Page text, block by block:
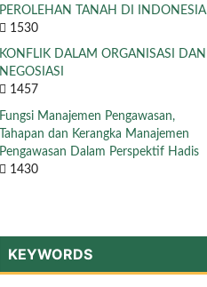
PEROLEHAN TANAH DI INDONESIA
1530
KONFLIK DALAM ORGANISASI DAN
NEGOSIASI
1457
Fungsi Manajemen Pengawasan,
Tahapan dan Kerangka Manajemen
Pengawasan Dalam Perspektif Hadis
1430
KEYWORDS